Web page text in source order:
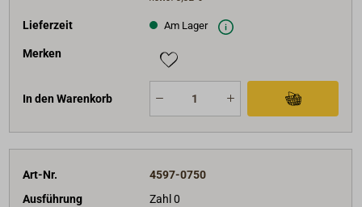
Lieferzeit Am Lager
Merken
In den Warenkorb
Art-Nr.
4597-0750
Ausführung
Zahl 0